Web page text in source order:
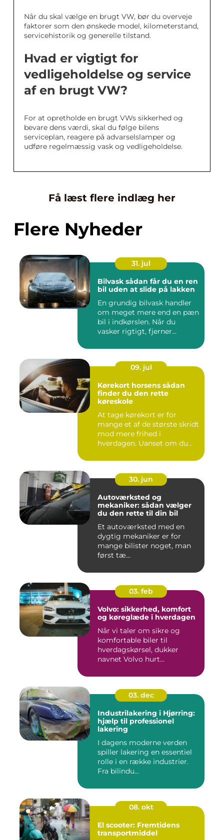
Når du skal vælge en brugt VW, bør du overveje
faktorer som den ønskede model, kilometerstand,
servicehistorik og generelle tilstand.
Hvad er vigtigt for
vedligeholdelse og service
af en brugt VW?
For at opretholde en brugt VWs sikkerhed og
bevare dens værdi, skal du følge bilens
serviceplan, reagere på advarselslamper og
udføre regelmæssig vask og vedligeholdelse.
Få læst flere indlæg her
Flere Nyheder
31. jul
Bilvask sådan får du en ren
bil uden at slide på lakken
En grundig bilvask handler
om meget mere end en pæn
bil i indkørslen. Når du
vasker rigtigt, fjerner...
09. jul
Kørekort horsens sådan
finder du den rette
køreskole
At tage kørekort er for
mange et af de største skridt
mod mere frihed i
hverdagen. Uanset om du
30. jun
Autoværksted og
mekaniker: sådan vælger
du den rette til din bil
Et autoværksted med en
dygtig mekaniker er for
mange bilister noget, man
først tæ...
03. feb
Volvo: sikkerhed, komfort
og køreglæde i hverdagen
Når vi taler om sikre og
komfortable biler til
hverdagskørsel, dukker
navnet Volvo hurt...
03. dec
Industrilakering i Hjørring:
hjælp til professionel
lakering
I dagens moderne verden
spiller lakering en essentiel
rolle i en række industrier.
Fra bilindu...
08. okt
El scooter: Fremtidens
transportmiddel